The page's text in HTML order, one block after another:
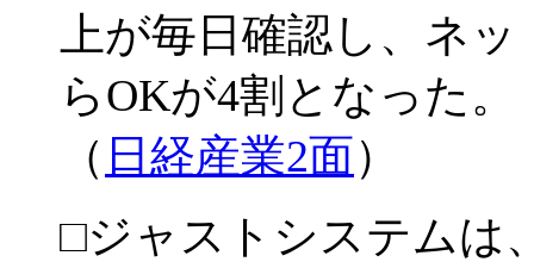
上が毎日確認し、ネ
らOKが4割となった。
（ 日経産業2面）
□ジャストシステムは